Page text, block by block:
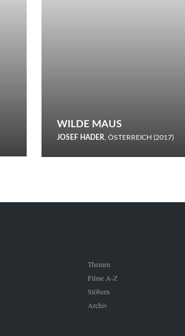
WILDE MAUS
JOSEF HADER, ÖSTERREICH (2017)
Schnee.
Themen
Filme A-Z
Stöbern
Archiv